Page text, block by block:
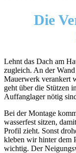
Die
Lehnt das Dach am
zugleich. An der
Mauerwerk verankert
geht über die Stützen
Auffanglager nötig
Bei der Montage
wasserfest sitzen,
Profil zieht. Sonst
kleben wir hinter dem
wichtig. Der